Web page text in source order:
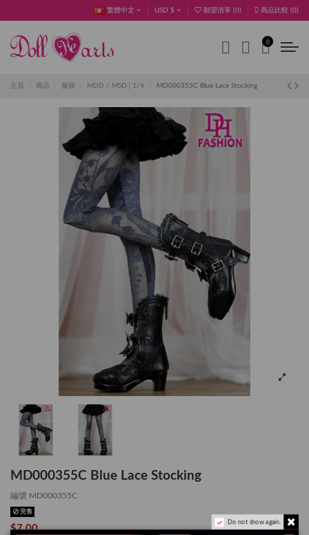
繁體中文 USD $ 願望清單 (0) 商品比較 (0)
0
主頁 商品 服裝 MDD / MSD│1/4 MD000355C Blue Lace Stocking
MD000355C Blue Lace Stocking
編號 MD000355C
完售
$7.00
Do not show again.